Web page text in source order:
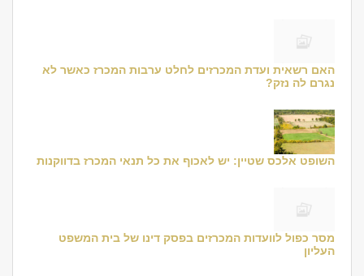
האם רשאית ועדת המכרזים לחלט ערבות המכרז כאשר לא
נגרם לה נזק?
השופט אלכס שטיין: יש לאכוף את כל תנאי המכרז בדווקנות
מסר כפול לוועדות המכרזים בפסק דינו של בית המשפט
העליון